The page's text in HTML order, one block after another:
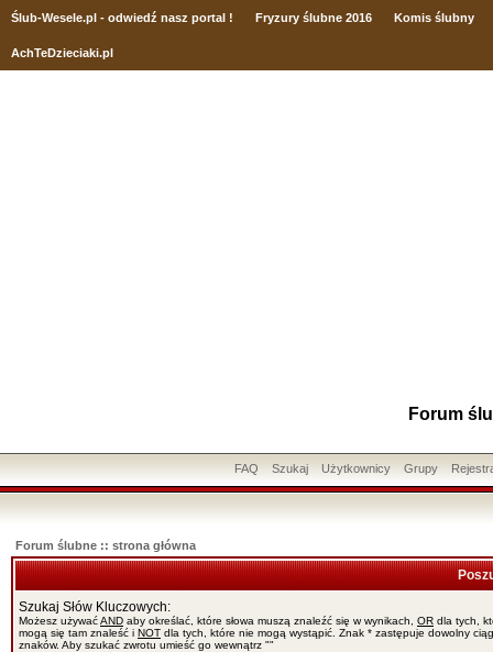
Ślub-Wesele.pl - odwiedź nasz portal ! Fryzury ślubne 2016 Komis ślubny
AchTeDzieciaki.pl
Forum
FAQ Szukaj Użytkownicy Grupy
Forum ślubne :: strona główna
Szukaj Słów Kluczowych:
Możesz używaćAND aby określać, które słowa muszą znaleźć się w wynikach, OR dla tych,
mogą się tam znaleść i NOT dla tych, które nie mogą wystąpić. Znak * zastępuje dowolny ciąg
znaków. Aby szukać zwrotu umieść go wewnątrz ""